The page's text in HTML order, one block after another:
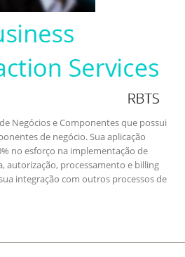
Negócios e Componentes que possui
de negócio. Sua aplicação
no esforço na implementação de
autorização, processamento e billing
integração com outros processos de